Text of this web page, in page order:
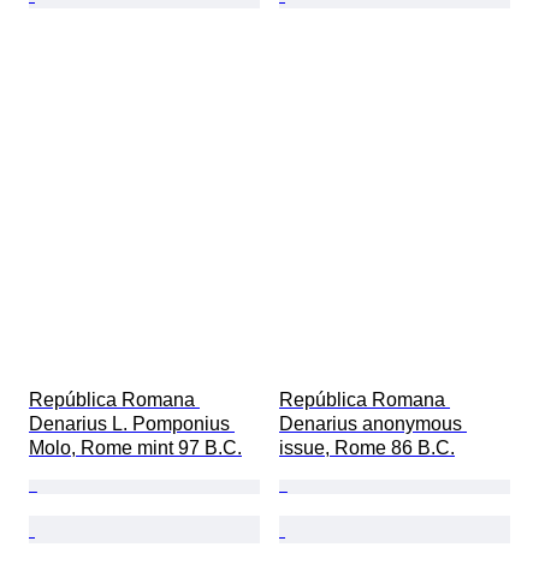
República Romana
Denarius L. Pomponius
Molo, Rome mint 97 B.C.
República Romana
Denarius anonymous
issue, Rome 86 B.C.